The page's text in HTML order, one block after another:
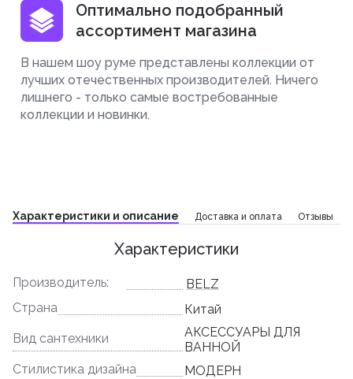
Оптимально подобранный
ассортимент магазина
В нашем шоу руме представлены коллекции от
лучших отечественных производителей. Ничего
лишнего - только самые востребованные
коллекции и новинки.
Характеристики и описание Доставка и оплата Отзывы
Характеристики
Производитель:
BELZ
Страна
Китай
Вид сантехники
АКСЕССУАРЫ ДЛЯ
ВАННОЙ
Стилистика дизайна
МОДЕРН